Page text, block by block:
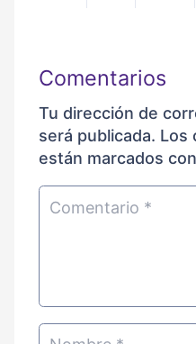
Comentarios
Tu dirección de
será publicada. Los
están marcados con